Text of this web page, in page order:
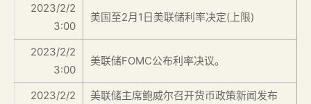
2023/2/2
3:00
美国至2月1日美联储利率决定(上限)
2023/2/2
3:00
美联储FOMC公布利率决议。
2023/2/2
美联储主席鲍威尔召开货币政策新闻发布